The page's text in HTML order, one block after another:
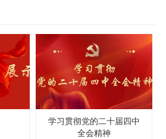
学习贯彻党的二十届四中
全会精神